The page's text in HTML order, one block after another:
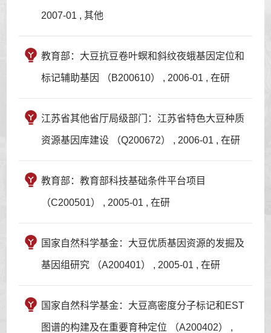
2007-01 , 其他
教育部：大豆抗豆卷叶螟和斜纹夜蛾基因定位和
标记辅助基因 （B200610） , 2006-01 , 在研
江苏省其他省厅局级部门：江苏省特色大豆种质
资源基因库建设 （Q200672） , 2006-01 , 在研
教育部：教育部科技基础条件平台项目
（C200501） , 2005-01 , 在研
国家自然科学基金：大豆优质基因资源的发掘及
基因组研究 （A200401） , 2005-01 , 在研
国家自然科学基金：大豆高密度分子标记和EST
图谱的构建及在重要育种定位 （A200402） ,